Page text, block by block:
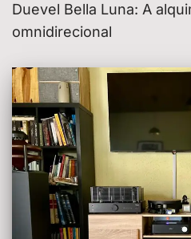
Duevel Bella Luna: A
omnidirecional